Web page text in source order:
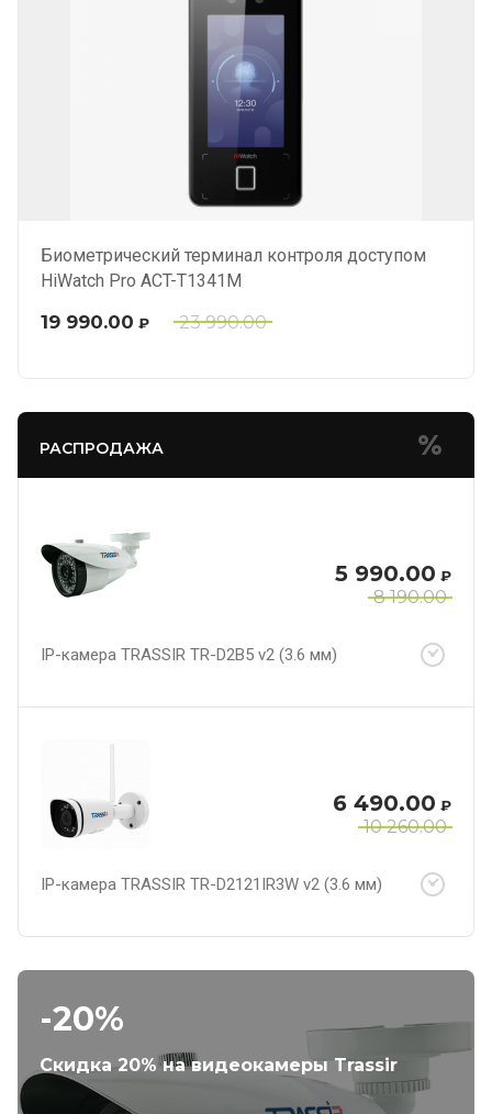
Биометрический терминал контроля доступом
HiWatch Pro ACT-T1341M
23 990.00
19 990.00 ₽
РАСПРОДАЖА
8 190.00
5 990.00 ₽
IP-камера TRASSIR TR-D2B5 v2 (3.6 мм)
10 260.00
6 490.00 ₽
IP-камера TRASSIR TR-D2121IR3W v2 (3.6 мм)
-20%
Скидка 20% на видеокамеры Trassir